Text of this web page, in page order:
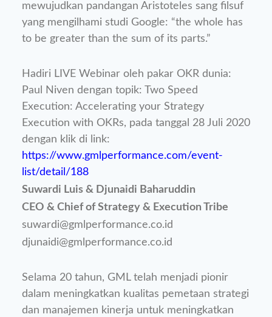
mewujudkan pandangan Aristoteles sang filsuf
yang mengilhami studi Google: “the whole has
to be greater than the sum of its parts.”
Hadiri LIVE Webinar oleh pakar OKR dunia:
Paul Niven dengan topik: Two Speed
Execution: Accelerating your Strategy
Execution with OKRs, pada tanggal 28 Juli 2020
dengan klik di link:
https://www.gmlperformance.com/event-
list/detail/188
Suwardi Luis & Djunaidi Baharuddin
CEO & Chief of Strategy & Execution Tribe
suwardi@gmlperformance.co.id
djunaidi@gmlperformance.co.id
Selama 20 tahun, GML telah menjadi pionir
dalam meningkatkan kualitas pemetaan strategi
dan manajemen kinerja untuk meningkatkan